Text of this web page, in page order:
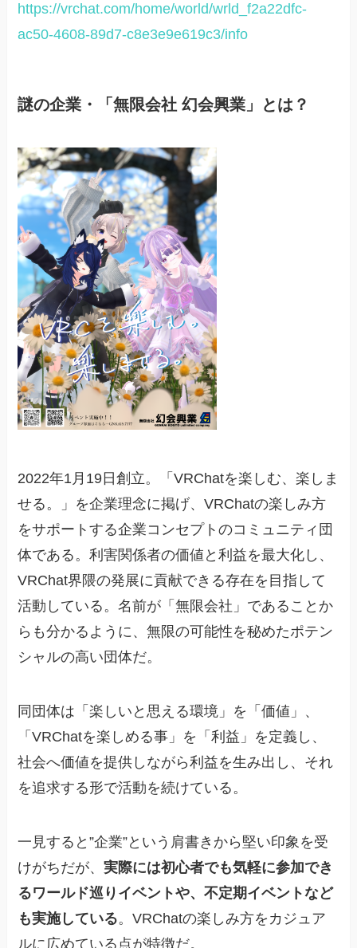
https://vrchat.com/home/world/wrld_f2a22dfc-
ac50-4608-89d7-c8e3e9e619c3/info
謎の企業・「無限会社 幻会興業」とは？
2022年1月19日創立。「VRChatを楽しむ、楽しま
せる。」を企業理念に掲げ、VRChatの楽しみ方
をサポートする企業コンセプトのコミュニティ団
体である。利害関係者の価値と利益を最大化し、
VRChat界隈の発展に貢献できる存在を目指して
活動している。名前が「無限会社」であることか
らも分かるように、無限の可能性を秘めたポテン
シャルの高い団体だ。
同団体は「楽しいと思える環境」を「価値」、
「VRChatを楽しめる事」を「利益」を定義し、
社会へ価値を提供しながら利益を生み出し、それ
を追求する形で活動を続けている。
一見すると”企業”という肩書きから堅い印象を受
けがちだが、実際には初心者でも気軽に参加でき
るワールド巡りイベントや、不定期イベントなど
も実施している。VRChatの楽しみ方をカジュア
ルに広めている点が特徴だ。